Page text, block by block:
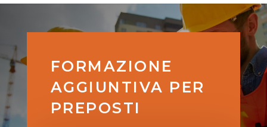
FORMAZIONE
AGGIUNTIVA PER
PREPOSTI